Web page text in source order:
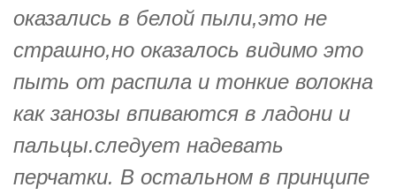
оказались в белой пыли,это не
страшно,но оказалось видимо это
пыть от распила и тонкие волокна
как занозы впиваются в ладони и
пальцы.следует надевать
перчатки. В остальном в принципе